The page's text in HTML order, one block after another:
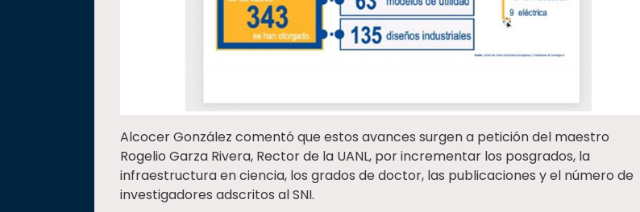
Alcocer González comentó que estos avances surgen a petición del maestro
Rogelio Garza Rivera, Rector de la UANL, por incrementar los posgrados, la
infraestructura en ciencia, los grados de doctor, las publicaciones y el número de
investigadores adscritos al SNI.